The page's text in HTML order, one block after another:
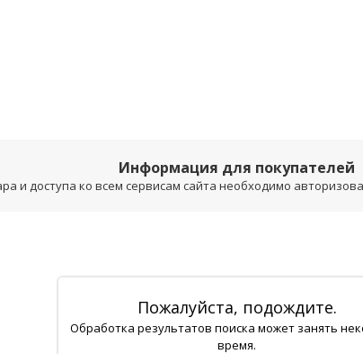
Информация для покупателей
и доступа ко всем сервисам сайта необходимо
Пожалуйста, подождите.
Обработка результатов поиска может занять
время.